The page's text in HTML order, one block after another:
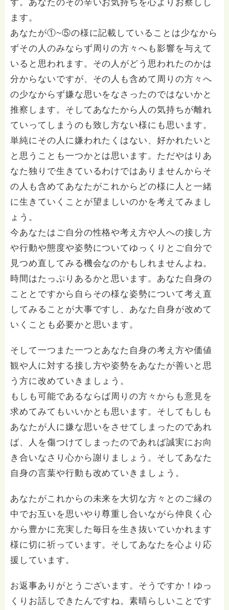
す。あなたのその辛いお気持ちを心よりお察しし
ます。
あなたが①~⑤の様に記載していることは少なから
ずその人のみならず周りの方々へも影響を与えて
いると思われます。その人がどう思われたのかは
分からないですが、その人も含めて周りの方々へ
の少なからず嫌な思いをなさったのではないかと
推察します。そしてあなたから人の気持ちが離れ
ていってしまうのも致し方ない様にも思います。
単純にその人に嫌われたくはない、好かれたいと
と思うことも一つかとは思います。ただやはりあ
なた独りで生きているわけではありませんからそ
の人も含めてあなたがこれからどの様に人と一緒
に生きていくことが望ましいのかを考えてみまし
ょう。
今あなたはご自分の性格や考え方や人への接し方
や行動や態度や姿勢についてゆっくりとご自分で
見つめ直してみる機会なのかもしれませんよね。
時間はたっぷりあるかと思います。あなた自身の
こととですから自らその様な姿勢について考え直
してみることが大事ですし、あなた自身が改めて
いくことも必要かと思います。
そして一つまた一つとあなた自身の考え方や価値
観や人に対する接し方や姿勢をあなたが善いと思
う方に改めていきましょう。
もしも可能であるならば周りの方々からも意見を
求めてみてもいいかとも思います。そしてもしも
あなたが人に嫌な思いをさせてしまったのであれ
ば、人を傷つけてしまったのであれば誠実にお向
き合いなさり心から謝りましょう。そしてあなた
自身の言葉や行動も改めていきましょう。
あなたがこれからの未来を大切な方々とのご縁の
中でお互いを思いやり尊重し合いながら仲良く心
から豊かに充実した毎日を生き抜いていかれます
様に切に祈っています。そしてあなたを心より応
援しています。
お返事ありがとうございます。そうですか！ゆっ
くりお話しできたんですね。素晴らしいことです